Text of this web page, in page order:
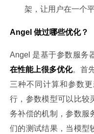
架，让用户在一个
Angel 做过哪些优化？
Angel 是基于参数服务
在性能上很多优化。首
三种不同计算和参数
行，参数模型可以比较
务补偿的机制，参数服
们的测试结果，当模型